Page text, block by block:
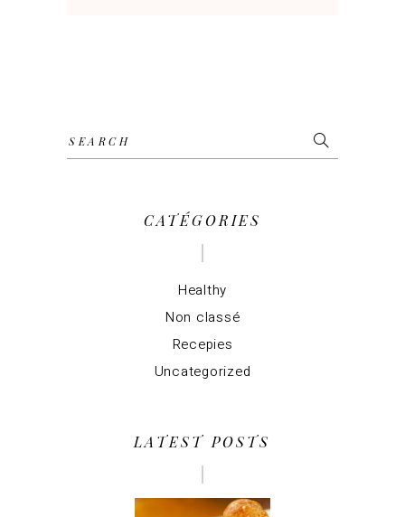
Search
for:
CATÉGORIES
Healthy
Non classé
Recepies
Uncategorized
LATEST POSTS